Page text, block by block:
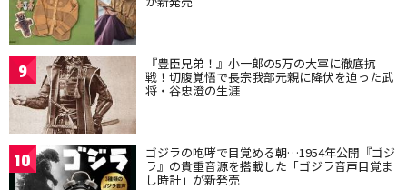
9 『豊臣兄弟！』小一郎の5万の大軍に徹底抗
戦！切腹覚悟で長宗我部元親に降伏を迫った武
将・谷忠澄の生涯
10 ゴジラの咆哮で目覚める朝…1954年公開『ゴジ
ラ』の貴重音源を搭載した「ゴジラ音声目覚ま
し時計」が新発売